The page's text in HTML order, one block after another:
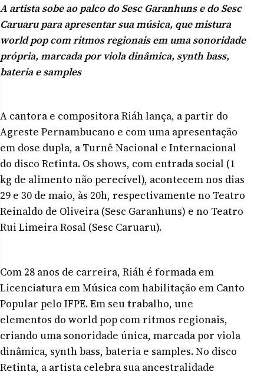
A artista sobe ao palco do Sesc Garanhuns e do Sesc
Caruaru para apresentar sua música, que mistura
world pop com ritmos regionais em uma sonoridade
própria, marcada por viola dinâmica, synth bass,
bateria e samples
A cantora e compositora Riáh lança, a partir do
Agreste Pernambucano e com uma apresentação
em dose dupla, a Turnê Nacional e Internacional
do disco Retinta. Os shows, com entrada social (1
kg de alimento não perecível), acontecem nos dias
29 e 30 de maio, às 20h, respectivamente no Teatro
Reinaldo de Oliveira (Sesc Garanhuns) e no Teatro
Rui Limeira Rosal (Sesc Caruaru).
Com 28 anos de carreira, Riáh é formada em
Licenciatura em Música com habilitação em Canto
Popular pelo IFPE. Em seu trabalho, une
elementos do world pop com ritmos regionais,
criando uma sonoridade única, marcada por viola
dinâmica, synth bass, bateria e samples. No disco
Retinta, a artista celebra sua ancestralidade